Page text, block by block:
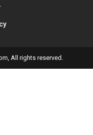
All rights reserved.